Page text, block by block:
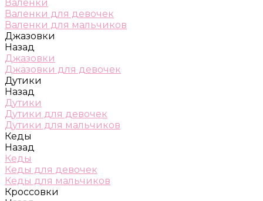
Валенки
Валенки для девочек
Валенки для мальчиков
Джазовки
Назад
Джазовки
Джазовки для девочек
Дутики
Назад
Дутики
Дутики для девочек
Дутики для мальчиков
Кеды
Назад
Кеды
Кеды для девочек
Кеды для мальчиков
Кроссовки